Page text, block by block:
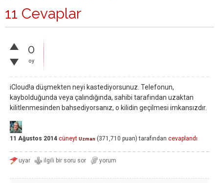
11 Cevaplar
0
oy
iCloud!a düşmekten neyi kastediyorsunuz. Telefonun,
kaybolduğunda veya çalındığında, sahibi tarafından uzaktan
kilitlenmesinden bahsediyorsanız, o kilidin geçilmesi imkansızdır.
11 Ağustos 2014 cüneyt Uzman (371,710 puan) tarafından cevaplandı